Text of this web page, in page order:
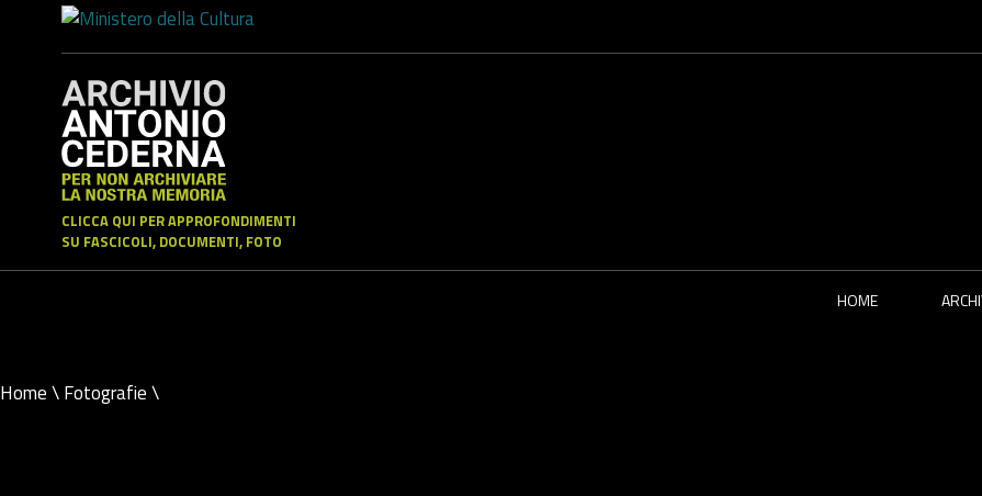
CLICCA QUI PER APPROFONDIMENTI
SU FASCICOLI, DOCUMENTI, FOTO
HOME
Home\Fotografie\